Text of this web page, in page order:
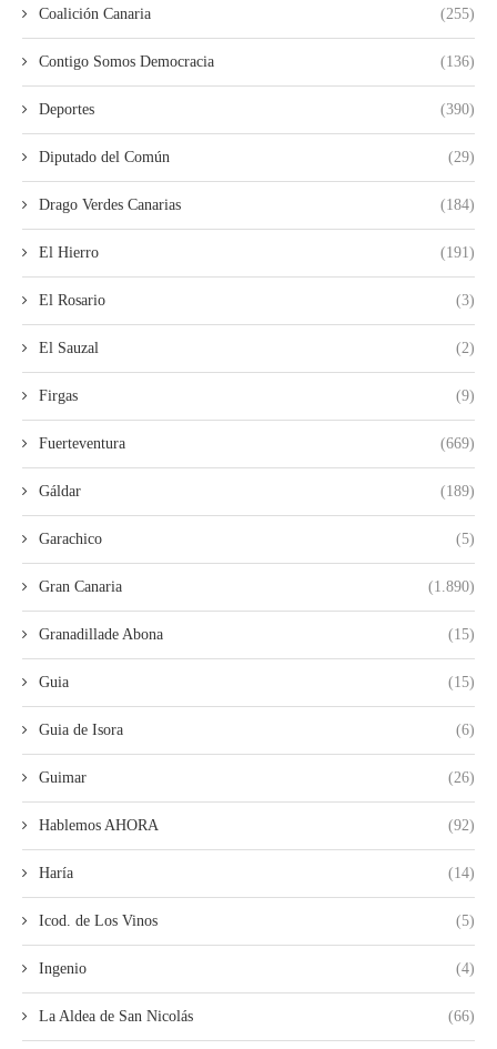
Coalición Canaria (255)
Contigo Somos Democracia (136)
Deportes (390)
Diputado del Común (29)
Drago Verdes Canarias (184)
El Hierro (191)
El Rosario (3)
El Sauzal (2)
Firgas (9)
Fuerteventura (669)
Gáldar (189)
Garachico (5)
Gran Canaria (1.890)
Granadillade Abona (15)
Guia (15)
Guia de Isora (6)
Guimar (26)
Hablemos AHORA (92)
Haría (14)
Icod. de Los Vinos (5)
Ingenio (4)
La Aldea de San Nicolás (66)